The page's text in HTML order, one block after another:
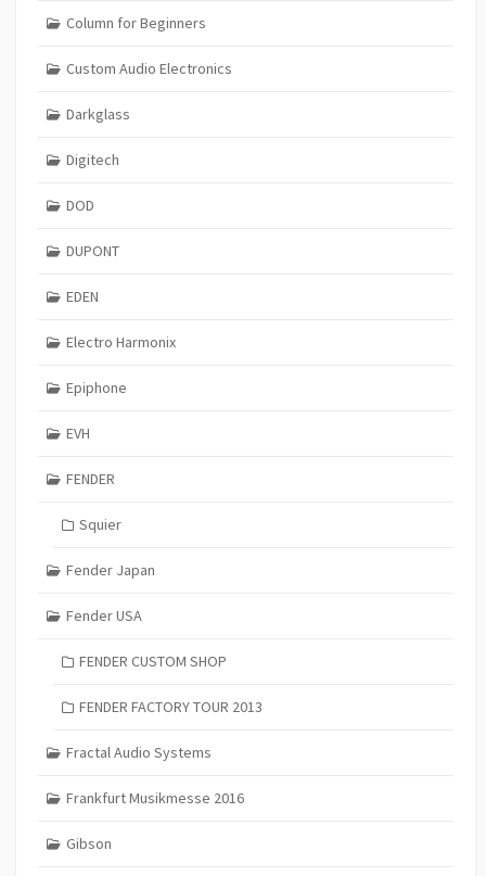
Column for Beginners
Custom Audio Electronics
Darkglass
Digitech
DOD
DUPONT
EDEN
Electro Harmonix
Epiphone
EVH
FENDER
Squier
Fender Japan
Fender USA
FENDER CUSTOM SHOP
FENDER FACTORY TOUR 2013
Fractal Audio Systems
Frankfurt Musikmesse 2016
Gibson